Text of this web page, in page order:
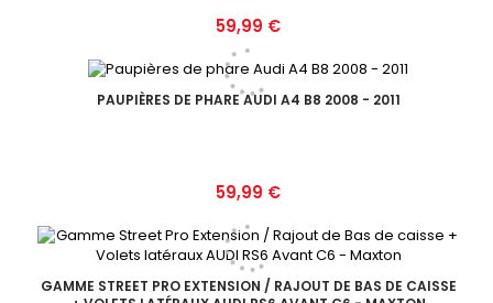
Prix
59,99 €
PAUPIÈRES DE PHARE AUDI A4 B8 2008 - 2011
Prix
59,99 €
GAMME STREET PRO EXTENSION / RAJOUT DE BAS DE CAISSE